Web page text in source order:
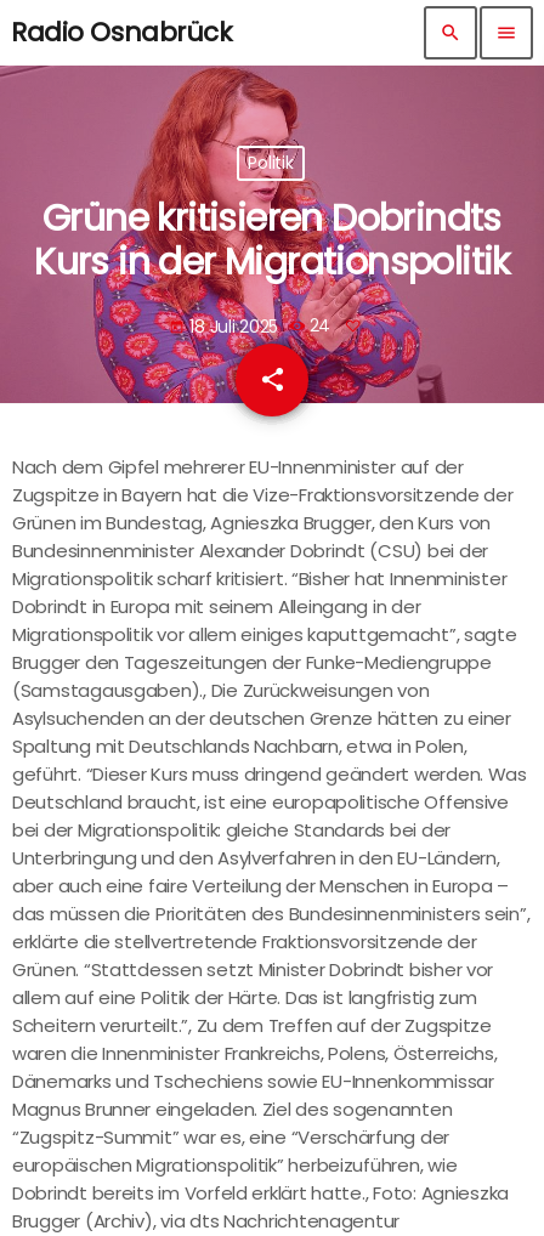
Radio Osnabrück search menu
Politik
Grüne kritisieren Dobrindts
Kurs in der Migrationspolitik
today 18 Juli 2025 24
share
email
Nach dem Gipfel mehrerer EU-Innenminister auf der
Zugspitze in Bayern hat die Vize-Fraktionsvorsitzende der
Grünen im Bundestag, Agnieszka Brugger, den Kurs von
Bundesinnenminister Alexander Dobrindt (CSU) bei der
Migrationspolitik scharf kritisiert. “Bisher hat Innenminister
Dobrindt in Europa mit seinem Alleingang in der
Migrationspolitik vor allem einiges kaputtgemacht”, sagte
Brugger den Tageszeitungen der Funke-Mediengruppe
(Samstagausgaben)., Die Zurückweisungen von
Asylsuchenden an der deutschen Grenze hätten zu einer
Spaltung mit Deutschlands Nachbarn, etwa in Polen,
geführt. “Dieser Kurs muss dringend geändert werden. Was
Deutschland braucht, ist eine europapolitische Offensive
bei der Migrationspolitik: gleiche Standards bei der
Unterbringung und den Asylverfahren in den EU-Ländern,
aber auch eine faire Verteilung der Menschen in Europa –
das müssen die Prioritäten des Bundesinnenministers sein”,
erklärte die stellvertretende Fraktionsvorsitzende der
Grünen. “Stattdessen setzt Minister Dobrindt bisher vor
allem auf eine Politik der Härte. Das ist langfristig zum
Scheitern verurteilt.”, Zu dem Treffen auf der Zugspitze
waren die Innenminister Frankreichs, Polens, Österreichs,
Dänemarks und Tschechiens sowie EU-Innenkommissar
Magnus Brunner eingeladen. Ziel des sogenannten
“Zugspitz-Summit” war es, eine “Verschärfung der
europäischen Migrationspolitik” herbeizuführen, wie
Dobrindt bereits im Vorfeld erklärt hatte., Foto: Agnieszka
Brugger (Archiv), via dts Nachrichtenagentur